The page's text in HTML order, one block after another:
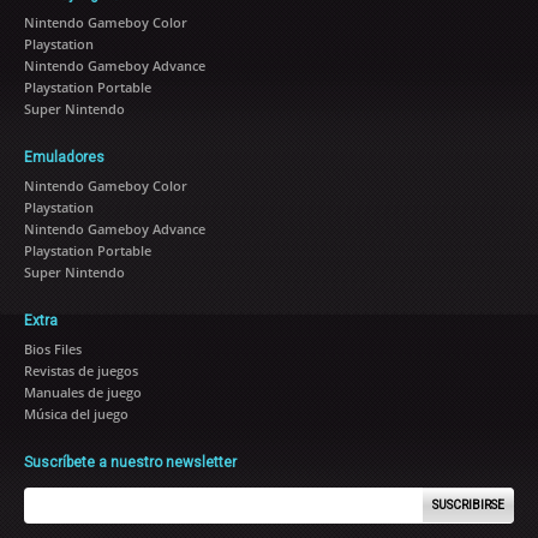
Nintendo Gameboy Color
Playstation
Nintendo Gameboy Advance
Playstation Portable
Super Nintendo
Emuladores
Nintendo Gameboy Color
Playstation
Nintendo Gameboy Advance
Playstation Portable
Super Nintendo
Extra
Bios Files
Revistas de juegos
Manuales de juego
Música del juego
Suscríbete a nuestro newsletter
SUSCRIBIRSE